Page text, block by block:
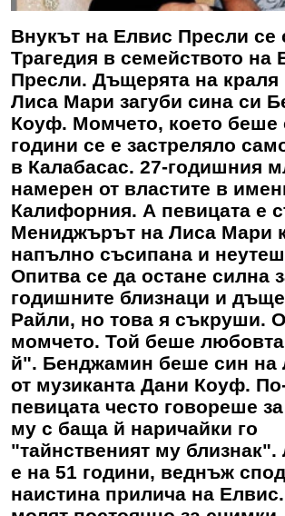
Внукът на Елвис Пресли се
Трагедия в семейството на
Пресли. Дъщерята на
Лиса Мари загуби сина си
Коуф. Момчето, което беше
години се е застреляло
в Калабасас. 27-годишния
намерен от властите в
Калифорния. А певицата е
Мениджърът на Лиса Мари
напълно съсипана и
Опитва се да остане силна
годишните близнаци и
Райли, но това я съкруши.
момчето. Той беше
й". Бенджамин беше син на
от музиканта Дани Коуф.
певицата често говореше
му с баща й наричайки го
"тайнственият му близнак".
е на 51 години, веднъж
наистина прилича на